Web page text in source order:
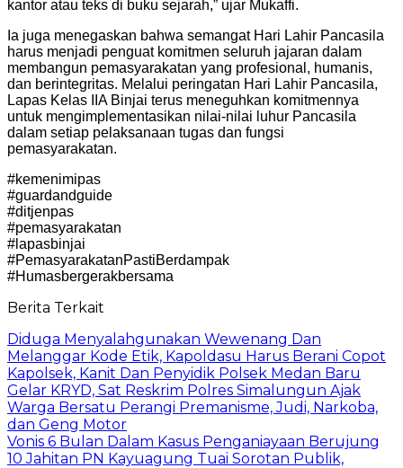
kantor atau teks di buku sejarah,” ujar Mukaffi.
Ia juga menegaskan bahwa semangat Hari Lahir Pancasila
harus menjadi penguat komitmen seluruh jajaran dalam
membangun pemasyarakatan yang profesional, humanis,
dan berintegritas. Melalui peringatan Hari Lahir Pancasila,
Lapas Kelas IIA Binjai terus meneguhkan komitmennya
untuk mengimplementasikan nilai-nilai luhur Pancasila
dalam setiap pelaksanaan tugas dan fungsi
pemasyarakatan.
#kemenimipas
#guardandguide
#ditjenpas
#pemasyarakatan
#lapasbinjai
#PemasyarakatanPastiBerdampak
#Humasbergerakbersama
Berita Terkait
Diduga Menyalahgunakan Wewenang Dan
Melanggar Kode Etik, Kapoldasu Harus Berani Copot
Kapolsek, Kanit Dan Penyidik Polsek Medan Baru
Gelar KRYD, Sat Reskrim Polres Simalungun Ajak
Warga Bersatu Perangi Premanisme, Judi, Narkoba,
dan Geng Motor
Vonis 6 Bulan Dalam Kasus Penganiayaan Berujung
10 Jahitan PN Kayuagung Tuai Sorotan Publik,